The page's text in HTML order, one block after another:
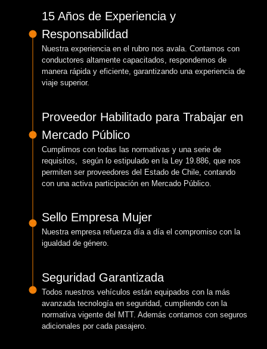
15 Años de Experiencia y
Responsabilidad
Nuestra experiencia en el rubro nos avala. Contamos con
conductores altamente capacitados, respondemos de
manera rápida y eficiente, garantizando una experiencia de
viaje superior.
Proveedor Habilitado para Trabajar en
Mercado Público
Cumplimos con todas las normativas y una serie de
requisitos, según lo estipulado en la Ley 19.886, que nos
permiten ser proveedores del Estado de Chile, contando
con una activa participación en Mercado Público.
Sello Empresa Mujer
Nuestra empresa refuerza día a día el compromiso con la
igualdad de género.
Seguridad Garantizada
Todos nuestros vehículos están equipados con la más
avanzada tecnología en seguridad, cumpliendo con la
normativa vigente del MTT. Además contamos con seguros
adicionales por cada pasajero.